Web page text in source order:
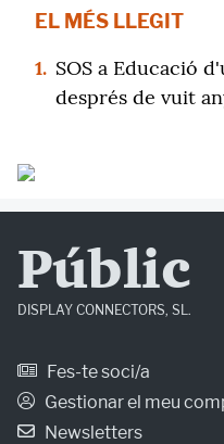
EL MÉS LLEGIT
1. SOS a Educació
després de vuit
Públic
DISPLAY CONNECTORS, SL.
Fes-te soci/a
Gestionar el meu
Newsletters